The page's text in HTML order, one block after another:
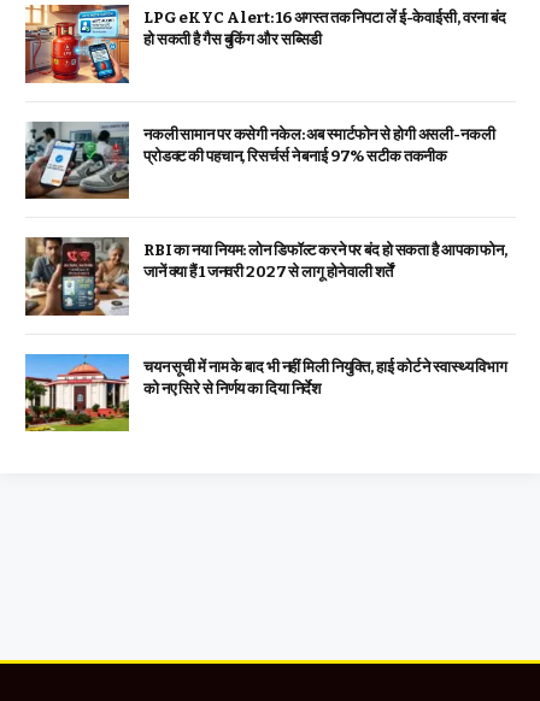
LPG eKYC Alert: 16 अगस्त तक निपटा लें ई-केवाईसी, वरना बंद
हो सकती है गैस बुकिंग और सब्सिडी
नकली सामान पर कसेगी नकेल: अब स्मार्टफोन से होगी असली-नकली
प्रोडक्ट की पहचान, रिसर्चर्स ने बनाई 97% सटीक तकनीक
RBI का नया नियम: लोन डिफॉल्ट करने पर बंद हो सकता है आपका फोन,
जानें क्या हैं 1 जनवरी 2027 से लागू होने वाली शर्तें
चयन सूची में नाम के बाद भी नहीं मिली नियुक्ति, हाई कोर्ट ने स्वास्थ्य विभाग
को नए सिरे से निर्णय का दिया निर्देश